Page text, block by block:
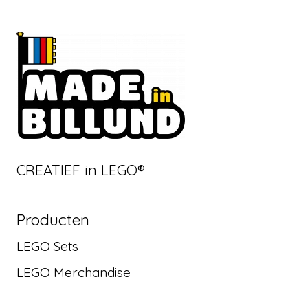
CREATIEF in LEGO®
Producten
LEGO Sets
LEGO Merchandise